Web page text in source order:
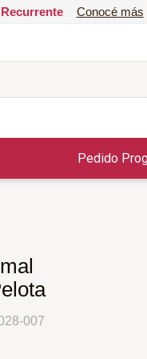
Conocé más
Pedido
007